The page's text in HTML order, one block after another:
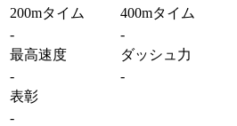
200mタイム
400mタイム
-
-
最高速度
ダッシュ力
-
-
表彰
-